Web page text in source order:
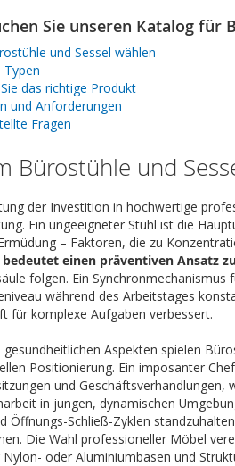
Sie unseren Katalog für
und Sessel wählen
Typen
das richtige Produkt
und Anforderungen
Fragen
Bürostühle und
der Investition in hochwertige
Ein ungeeigneter Stuhl ist die
– Faktoren, die zu
einen präventiven Ansatz
folgen. Ein
während des Arbeitstages
für komplexe Aufgaben verbessert.
gesundheitlichen Aspekten spielen
Positionierung. Ein imposanter
und
in jungen, dynamischen
Öffnungs-Schließ-Zyklen
Die Wahl professioneller Möbel
oder Aluminiumbasen und